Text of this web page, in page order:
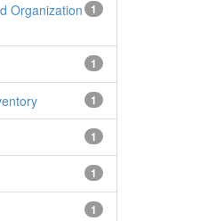
1
Organization
1
1
1
1
1